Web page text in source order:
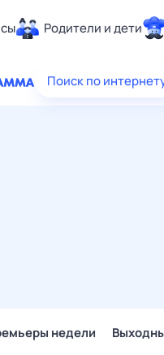
Родители и дети
Здоровье
Поиск по
недели